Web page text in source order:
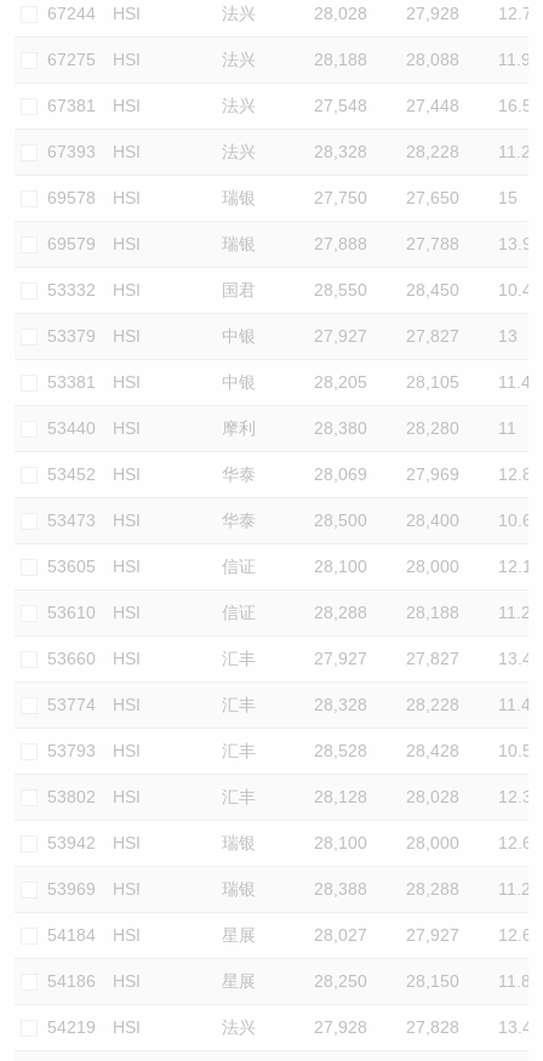
67244 HSI 法兴 28,028 27,928 12.7
67275 HSI 法兴 28,188 28,088 11.9
67381 HSI 法兴 27,548 27,448 16.5
67393 HSI 法兴 28,328 28,228 11.2
69578 HSI 瑞银 27,750 27,650 15
69579 HSI 瑞银 27,888 27,788 13.9
53332 HSI 国君 28,550 28,450 10.4
53379 HSI 中银 27,927 27,827 13
53381 HSI 中银 28,205 28,105 11.4
53440 HSI 摩利 28,380 28,280 11
53452 HSI 华泰 28,069 27,969 12.8
53473 HSI 华泰 28,500 28,400 10.6
53605 HSI 信证 28,100 28,000 12.1
53610 HSI 信证 28,288 28,188 11.2
53660 HSI 汇丰 27,927 27,827 13.4
53774 HSI 汇丰 28,328 28,228 11.4
53793 HSI 汇丰 28,528 28,428 10.5
53802 HSI 汇丰 28,128 28,028 12.3
53942 HSI 瑞银 28,100 28,000 12.6
53969 HSI 瑞银 28,388 28,288 11.2
54184 HSI 星展 28,027 27,927 12.6
54186 HSI 星展 28,250 28,150 11.8
54219 HSI 法兴 27,928 27,828 13.4